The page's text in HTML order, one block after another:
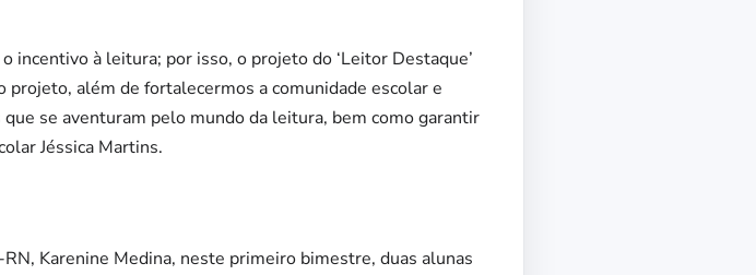
incentivo à leitura; por isso, o projeto do ‘Leitor Destaque’
além de fortalecermos a comunidade escolar e
se aventuram pelo mundo da leitura, bem como garantir
Jéssica Martins.
Karenine Medina, neste primeiro bimestre, duas alunas